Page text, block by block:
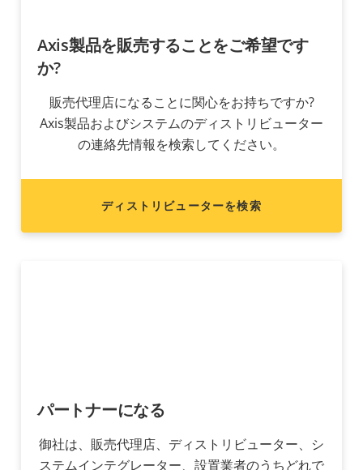
Axis製品を販売することをご希望です
か?
販売代理店になることに関心をお持ちですか?
Axis製品およびシステムのディストリビューター
の連絡先情報を検索してください。
ディストリビューターを検索
パートナーになる
御社は、販売代理店、ディストリビューター、シ
ステムインテグレーター、設置業者のうちどれで